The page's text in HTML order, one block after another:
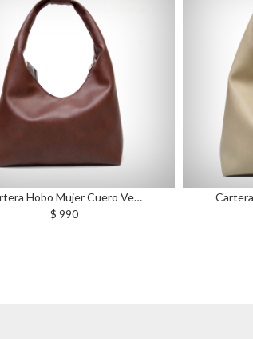
Cartera Hobo Mujer Cuero Ve…
$ 990